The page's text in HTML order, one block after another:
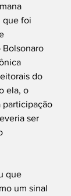
que foi
Bolsonaro
do
ela, o
participação
ser
que
um sinal